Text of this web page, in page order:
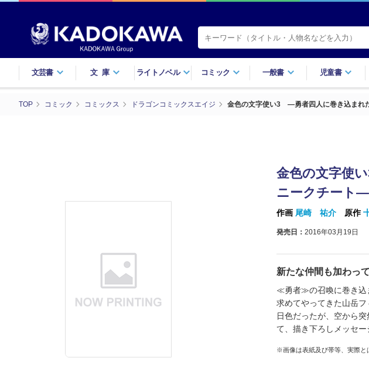
文芸書 文庫 ライトノベル コミック 一般書 児童書
TOP コミック コミックス ドラゴンコミックスエイジ 金色の文字使い3 ―勇者四人に巻き込まれ
金色の文字使
ニークチート―
作画 尾崎 祐介 原作
発売日： 2016年03月19日
新たな仲間も加わっ
≪勇者≫の召喚に巻き込
求めてやってきた山岳
日色だったが、空から
て、描き下ろしメッセ
※画像は表紙及び帯等、実際と